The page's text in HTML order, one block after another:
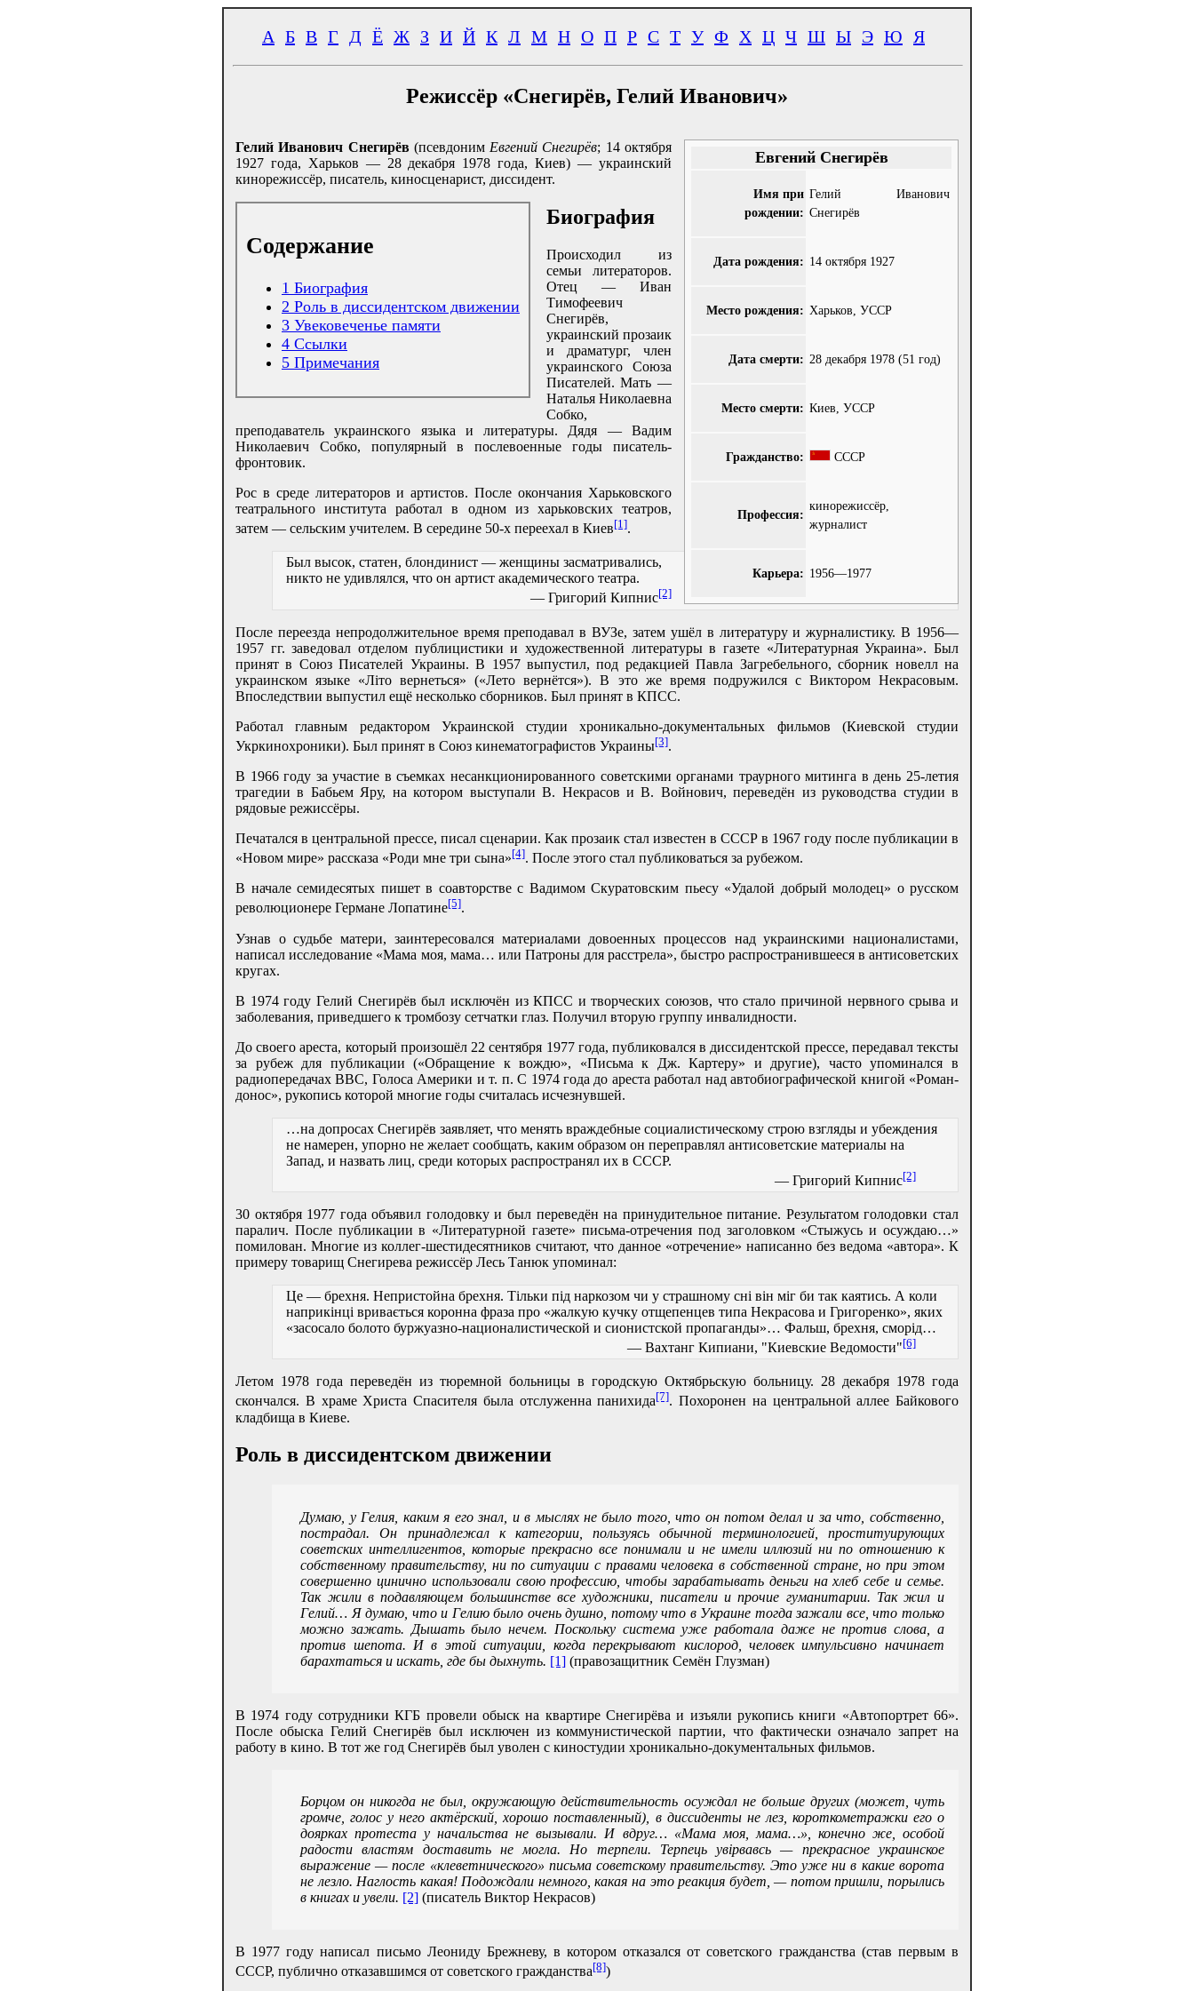
А Б В Г Д Ё Ж З И Й К Л М Н О П Р С Т У Ф Х Ц Ч Ш Ы Э Ю Я
Режиссёр «Снегирёв, Гелий Иванович»
Евгений Снегирёв
Имя при
рождении:
Гелий Иванович
Снегирёв
Дата рождения: 14 октября 1927
Место рождения: Харьков, УССР
Дата смерти: 28 декабря 1978 (51 год)
Место смерти: Киев, УССР
Гражданство: СССР
Профессия:
кинорежиссёр,
журналист
Карьера: 1956—1977
Гелий Иванович Снегирёв (псевдоним Евгений Снегирёв; 14 октября
1927 года, Харьков — 28 декабря 1978 года, Киев) — украинский
кинорежиссёр, писатель, киносценарист, диссидент.
Содержание
1 Биография
2 Роль в диссидентском движении
3 Увековеченье памяти
4 Ссылки
5 Примечания
Биография
Происходил из
семьи литераторов.
Отец — Иван
Тимофеевич
Снегирёв,
украинский прозаик
и драматург, член
украинского Союза
Писателей. Мать —
Наталья Николаевна
Собко,
преподаватель украинского языка и литературы. Дядя — Вадим
Николаевич Собко, популярный в послевоенные годы писатель-
фронтовик.
Рос в среде литераторов и артистов. После окончания Харьковского
театрального института работал в одном из харьковских театров,
затем — сельским учителем. В середине 50-х переехал в Киев[1].
Был высок, статен, блондинист — женщины засматривались,
никто не удивлялся, что он артист академического театра.
— Григорий Кипнис[2]
После переезда непродолжительное время преподавал в ВУЗе, затем ушёл в литературу и журналистику. В 1956—
1957 гг. заведовал отделом публицистики и художественной литературы в газете «Литературная Украина». Был
принят в Союз Писателей Украины. В 1957 выпустил, под редакцией Павла Загребельного, сборник новелл на
украинском языке «Літо вернеться» («Лето вернётся»). В это же время подружился с Виктором Некрасовым.
Впоследствии выпустил ещё несколько сборников. Был принят в КПСС.
Работал главным редактором Украинской студии хроникально-документальных фильмов (Киевской студии
Укркинохроники). Был принят в Союз кинематографистов Украины[3].
В 1966 году за участие в съемках несанкционированного советскими органами траурного митинга в день 25-летия
трагедии в Бабьем Яру, на котором выступали В. Некрасов и В. Войнович, переведён из руководства студии в
рядовые режиссёры.
Печатался в центральной прессе, писал сценарии. Как прозаик стал известен в СССР в 1967 году после публикации в
«Новом мире» рассказа «Роди мне три сына»[4]. После этого стал публиковаться за рубежом.
В начале семидесятых пишет в соавторстве с Вадимом Скуратовским пьесу «Удалой добрый молодец» о русском
революционере Германе Лопатине[5].
Узнав о судьбе матери, заинтересовался материалами довоенных процессов над украинскими националистами,
написал исследование «Мама моя, мама… или Патроны для расстрела», быстро распространившееся в антисоветских
кругах.
В 1974 году Гелий Снегирёв был исключён из КПСС и творческих союзов, что стало причиной нервного срыва и
заболевания, приведшего к тромбозу сетчатки глаз. Получил вторую группу инвалидности.
До своего ареста, который произошёл 22 сентября 1977 года, публиковался в диссидентской прессе, передавал тексты
за рубеж для публикации («Обращение к вождю», «Письма к Дж. Картеру» и другие), часто упоминался в
радиопередачах BBC, Голоса Америки и т. п. С 1974 года до ареста работал над автобиографической книгой «Роман-
донос», рукопись которой многие годы считалась исчезнувшей.
…на допросах Снегирёв заявляет, что менять враждебные социалистическому строю взгляды и убеждения
не намерен, упорно не желает сообщать, каким образом он переправлял антисоветские материалы на
Запад, и назвать лиц, среди которых распространял их в СССР.
— Григорий Кипнис[2]
30 октября 1977 года объявил голодовку и был переведён на принудительное питание. Результатом голодовки стал
паралич. После публикации в «Литературной газете» письма-отречения под заголовком «Стыжусь и осуждаю…»
помилован. Многие из коллег-шестидесятников считают, что данное «отречение» написанно без ведома «автора». К
примеру товарищ Снегирева режиссёр Лесь Танюк упоминал:
Це — брехня. Непристойна брехня. Тільки під наркозом чи у страшному сні він міг би так каятись. А коли
наприкінці вривається коронна фраза про «жалкую кучку отщепенцев типа Некрасова и Григоренко», яких
«засосало болото буржуазно-националистической и сионистской пропаганды»… Фальш, брехня, сморід…
— Вахтанг Кипиани, "Киевские Ведомости"[6]
Летом 1978 года переведён из тюремной больницы в городскую Октябрьскую больницу. 28 декабря 1978 года
скончался. В храме Христа Спасителя была отслуженна панихида[7]. Похоронен на центральной аллее Байкового
кладбища в Киеве.
Роль в диссидентском движении
Думаю, у Гелия, каким я его знал, и в мыслях не было того, что он потом делал и за что, собственно,
пострадал. Он принадлежал к категории, пользуясь обычной терминологией, проституирующих
советских интеллигентов, которые прекрасно все понимали и не имели иллюзий ни по отношению к
собственному правительству, ни по ситуации с правами человека в собственной стране, но при этом
совершенно цинично использовали свою профессию, чтобы зарабатывать деньги на хлеб себе и семье.
Так жили в подавляющем большинстве все художники, писатели и прочие гуманитарии. Так жил и
Гелий… Я думаю, что и Гелию было очень душно, потому что в Украине тогда зажали все, что только
можно зажать. Дышать было нечем. Поскольку система уже работала даже не против слова, а
против шепота. И в этой ситуации, когда перекрывают кислород, человек импульсивно начинает
барахтаться и искать, где бы дыхнуть. [1] (правозащитник Семён Глузман)
В 1974 году сотрудники КГБ провели обыск на квартире Снегирёва и изъяли рукопись книги «Автопортрет 66».
После обыска Гелий Снегирёв был исключен из коммунистической партии, что фактически означало запрет на
работу в кино. В тот же год Снегирёв был уволен с киностудии хроникально-документальных фильмов.
Борцом он никогда не был, окружающую действительность осуждал не больше других (может, чуть
громче, голос у него актёрский, хорошо поставленный), в диссиденты не лез, короткометражки его о
доярках протеста у начальства не вызывали. И вдруг… «Мама моя, мама…», конечно же, особой
радости властям доставить не могла. Но терпели. Терпець увiрвавсь — прекрасное украинское
выражение — после «клеветнического» письма советскому правительству. Это уже ни в какие ворота
не лезло. Наглость какая! Подождали немного, какая на это реакция будет, — потом пришли, порылись
в книгах и увели. [2] (писатель Виктор Некрасов)
В 1977 году написал письмо Леониду Брежневу, в котором отказался от советского гражданства (став первым в
СССР, публично отказавшимся от советского гражданства[8])